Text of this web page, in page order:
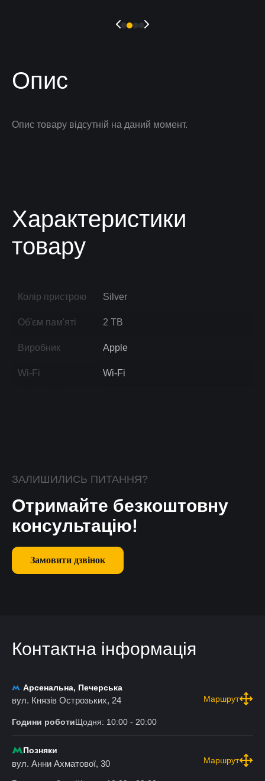
Опис
Опис товару відсутній на даний момент.
Характеристики
товару
Колір пристрою Silver
Об'єм пам'яті 2 TB
Виробник Apple
Wi-Fi Wi-Fi
ЗАЛИШИЛИСЬ ПИТАННЯ?
Отримайте безкоштовну
консультацію!
Замовити дзвінок
Контактна інформація
Арсенальна, Печерська
вул. Князів Острозьких, 24 Маршрут
Години роботиЩодня: 10:00 - 20:00
Позняки
вул. Анни Ахматової, 30 Маршрут